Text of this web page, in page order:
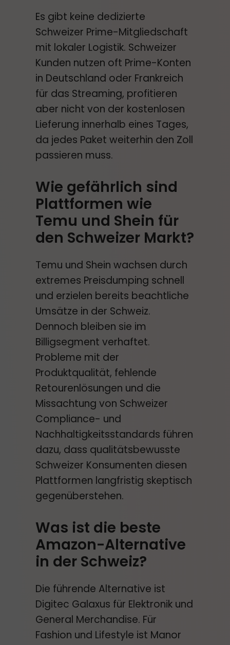
Es gibt keine dedizierte
Schweizer Prime-Mitgliedschaft
mit lokaler Logistik. Schweizer
Kunden nutzen oft Prime-Konten
in Deutschland oder Frankreich
für das Streaming, profitieren
aber nicht von der kostenlosen
Lieferung innerhalb eines Tages,
da jedes Paket weiterhin den Zoll
passieren muss.
Wie gefährlich sind
Plattformen wie
Temu und Shein für
den Schweizer Markt?
Temu und Shein wachsen durch
extremes Preisdumping schnell
und erzielen bereits beachtliche
Umsätze in der Schweiz.
Dennoch bleiben sie im
Billigsegment verhaftet.
Probleme mit der
Produktqualität, fehlende
Retourenlösungen und die
Missachtung von Schweizer
Compliance- und
Nachhaltigkeitsstandards führen
dazu, dass qualitätsbewusste
Schweizer Konsumenten diesen
Plattformen langfristig skeptisch
gegenüberstehen.
Was ist die beste
Amazon-Alternative
in der Schweiz?
Die führende Alternative ist
Digitec Galaxus für Elektronik und
General Merchandise. Für
Fashion und Lifestyle ist Manor